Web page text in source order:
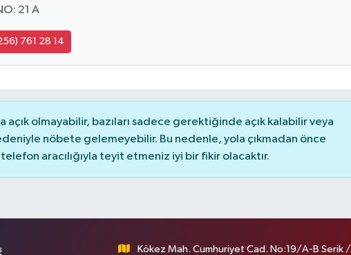
21 A
761 28 14
olmayabilir, bazıları sadece gerektiğinde açık kalabilir veya
nöbete gelemeyebilir. Bu nedenle, yola çıkmadan önce
aracılığıyla teyit etmeniz iyi bir fikir olacaktır.
Kökez Mah. Cumhuriyet Cad. No:19/A-B Serik /